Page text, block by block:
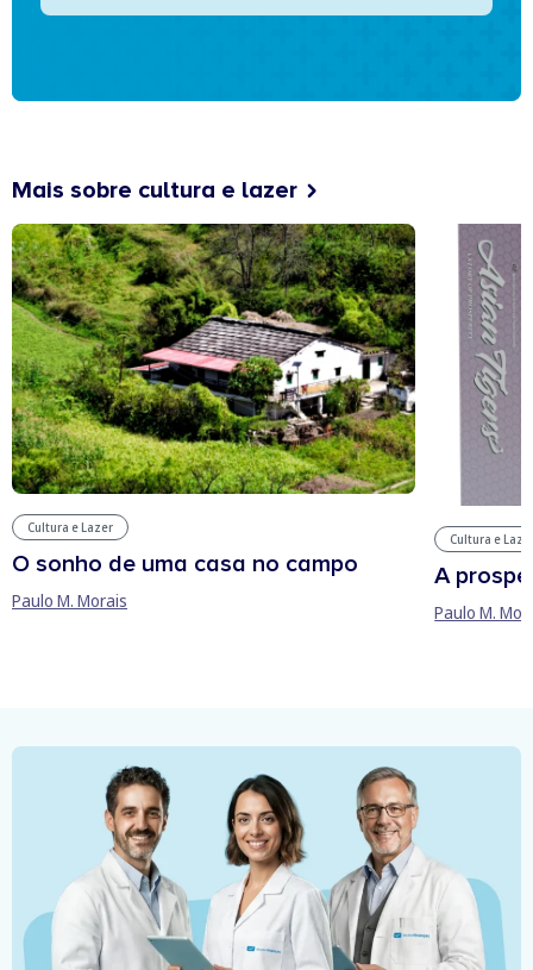
Mais sobre cultura e lazer
Cultura e Lazer
O sonho de uma casa no campo
Paulo M. Morais
Cultura e
A
Paulo M.